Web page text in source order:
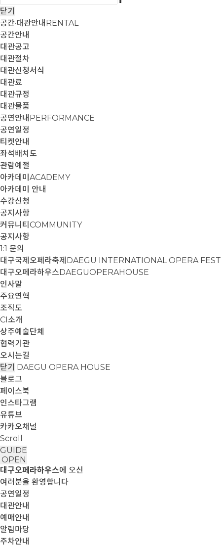
닫기
공간·대관안내 RENTAL
공간안내
대관공고
대관절차
대관신청서식
대관료
대관규정
대관물품
공연안내 PERFORMANCE
공연일정
티켓안내
좌석배치도
관람예절
아카데미 ACADEMY
아카데미 안내
수강신청
공지사항
커뮤니티 COMMUNITY
공지사항
1:1 문의
대구국제오페라축제 DAEGU INTERNATIONAL OPERA
대구오페라하우스DAEGUOPERAHOUSE
인사말
주요연혁
조직도
CI소개
상주예술단체
협력기관
오시는길
닫기 DAEGU OPERA HOUSE
블로그
페이스북
인스타그램
유튜브
카카오채널
Scroll
GUIDE
OPEN
대구오페라하우스에 오신
여러분을 환영합니다
공연일정
대관안내
예매안내
알림마당
주차안내